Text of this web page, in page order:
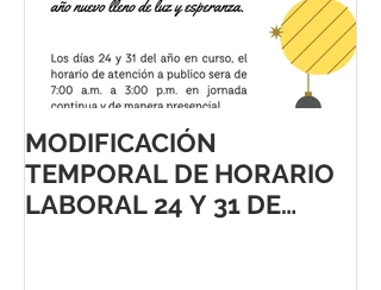
MODIFICACIÓN
TEMPORAL DE HORARIO
LABORAL 24 Y 31 DE